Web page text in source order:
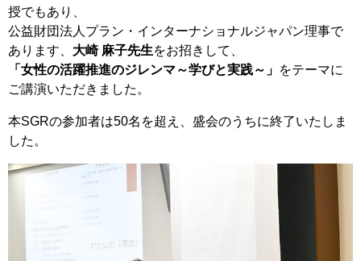
授でもあり、
公益財団法人プラン・インターナショナルジャパン理事で
あります、 大崎 麻子先生をお招きして、
「女性の活躍推進のジレンマ～学びと実践～」 をテーマに
ご講演いただきました。
本SGRの参加者は50名を超え、盛会のうちに終了いたしま
した。